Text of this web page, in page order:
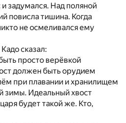
задумался. Над поляной
повисла тишина. Когда
не осмеливался ему
сказал:
просто верёвкой
должен быть орудием
при плавании и хранилищем
зимы. Идеальный хвост
будет такой же. Кто,